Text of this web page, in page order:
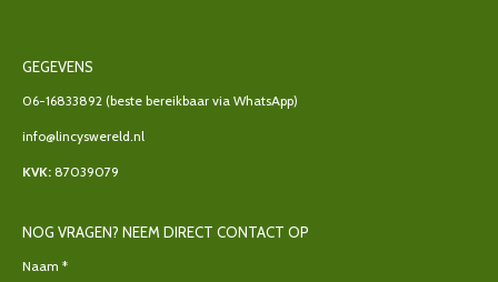
GEGEVENS
06-16833892 (beste bereikbaar via WhatsApp)
info@lincyswereld.nl
KVK: 87039079
NOG VRAGEN? NEEM DIRECT CONTACT OP
Naam *